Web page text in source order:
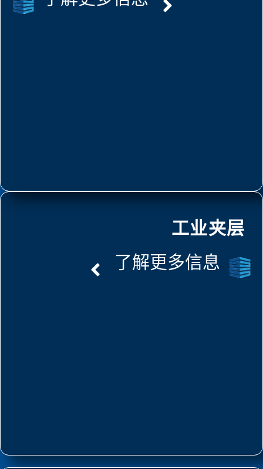
工业夹层
了解更多信息